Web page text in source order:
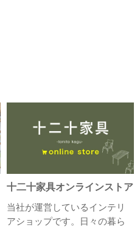
十二十家具オンラインストア
当社が運営しているインテリ
アショップです。日々の暮ら